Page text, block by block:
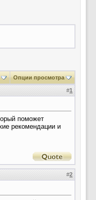
Опции просмотра
#1
поможет
рекомендации и
#2